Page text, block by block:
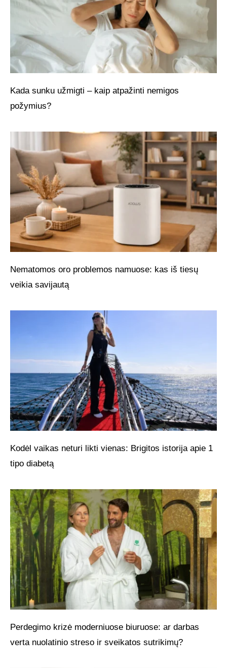
Kada sunku užmigti – kaip atpažinti nemigos
požymius?
Nematomos oro problemos namuose: kas iš tiesų
veikia savijautą
Kodėl vaikas neturi likti vienas: Brigitos istorija apie 1
tipo diabetą
Perdegimo krizė moderniuose biuruose: ar darbas
verta nuolatinio streso ir sveikatos sutrikimų?